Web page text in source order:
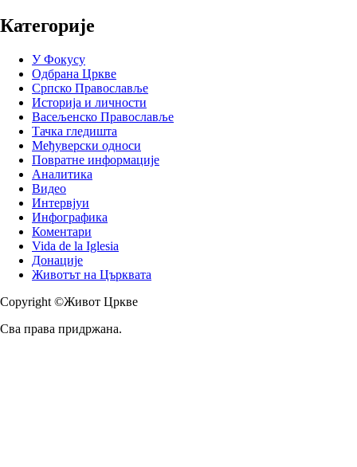
Категорије
У Фокусу
Одбрана Цркве
Српско Православље
Историја и личности
Васељенско Православље
Тачка гледишта
Међуверски односи
Повратне информације
Аналитика
Видео
Интервјуи
Инфографика
Коментари
Vida de la Iglesia
Донације
Животът на Църквата
Copyright ©Живот Цркве
Сва права придржана.